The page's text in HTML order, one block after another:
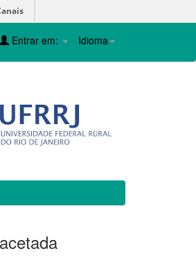
Idioma
Entrar em: